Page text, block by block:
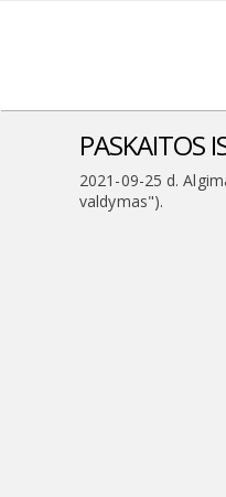
PASKAITOS
2021-09-25 d.
valdymas").